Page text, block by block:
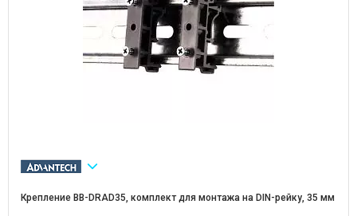
Крепление BB-DRAD35, комплект для монтажа на DIN-рейку, 35 мм